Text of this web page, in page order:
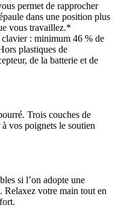
permet de rapprocher
dans une position plus
vous travaillez.*
: minimum 46 % de
plastiques de
de la batterie et de
Trois couches de
vos poignets le soutien
si l’on adopte une
Relaxez votre main tout en